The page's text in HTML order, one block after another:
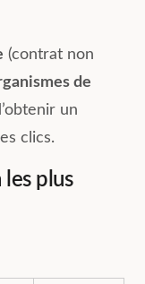
(contrat non
de
un
clics.
les plus